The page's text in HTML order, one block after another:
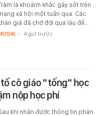
là khoảnh khắc gây sốt trên
xã hội một tuần qua. Các
giả đã chờ đợi quá lâu để…
- 4 giờ trước
cô giáo "tống" học
nộp học phí
khi nhận được thông tin phản